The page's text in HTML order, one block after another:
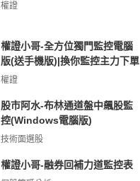
權證
權證小哥-全方位獨門監控電腦
版(送手機版)|換你監控主力下單
權證
股市阿水-布林通道盤中飆股監
控(Windows電腦版)
技術面選股
權證小哥-融券回補力道監控表